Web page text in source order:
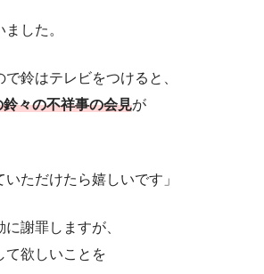
した。
鈴はテレビをつけると、
々の不祥事の会見が
いただけたら嬉しいです」
謝罪しますが、
て欲しいことを